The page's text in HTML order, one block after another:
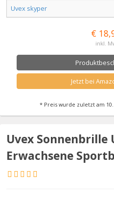
Uvex skyper
€
inkl.
Jetzt bei
* Preis wurde zuletzt am
Uvex Sonnenbrille
Erwachsene